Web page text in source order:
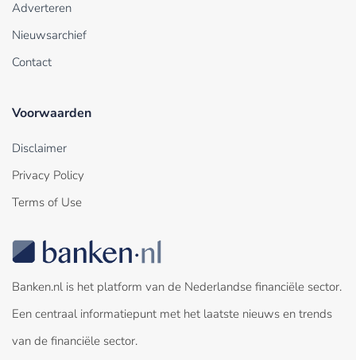
Adverteren
Nieuwsarchief
Contact
Voorwaarden
Disclaimer
Privacy Policy
Terms of Use
Banken.nl is het platform van de Nederlandse financiële sector.
Een centraal informatiepunt met het laatste nieuws en trends
van de financiële sector.